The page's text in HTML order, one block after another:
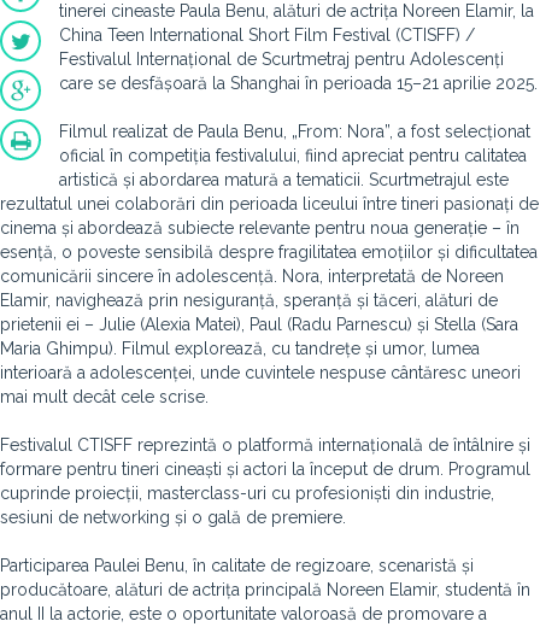
tinerei cineaste Paula Benu, alături de actrița Noreen Elamir, la
China Teen International Short Film Festival (CTISFF) /
Festivalul Internațional de Scurtmetraj pentru Adolescenți
care se desfășoară la Shanghai în perioada 15–21 aprilie 2025.
Filmul realizat de Paula Benu, „From: Nora”, a fost selecționat
oficial în competiția festivalului, fiind apreciat pentru calitatea
artistică și abordarea matură a tematicii. Scurtmetrajul este
rezultatul unei colaborări din perioada liceului între tineri pasionați de
cinema și abordează subiecte relevante pentru noua generație – în
esență, o poveste sensibilă despre fragilitatea emoțiilor și dificultatea
comunicării sincere în adolescență. Nora, interpretată de Noreen
Elamir, navighează prin nesiguranță, speranță și tăceri, alături de
prietenii ei – Julie (Alexia Matei), Paul (Radu Parnescu) și Stella (Sara
Maria Ghimpu). Filmul explorează, cu tandrețe și umor, lumea
interioară a adolescenței, unde cuvintele nespuse cântăresc uneori
mai mult decât cele scrise.
Festivalul CTISFF reprezintă o platformă internațională de întâlnire și
formare pentru tineri cineaști și actori la început de drum. Programul
cuprinde proiecții, masterclass-uri cu profesioniști din industrie,
sesiuni de networking și o gală de premiere.
Participarea Paulei Benu, în calitate de regizoare, scenaristă și
producătoare, alături de actrița principală Noreen Elamir, studentă în
anul II la actorie, este o oportunitate valoroasă de promovare a